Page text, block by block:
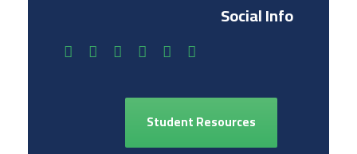
Social Info
Student Resources